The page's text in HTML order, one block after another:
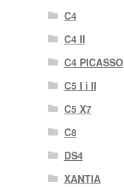
C4
C4 II
C4 PICASSO
C5 I i II
C5 X7
C8
DS4
XANTIA